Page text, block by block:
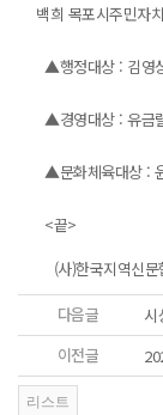
백희 목포시주민자
▲행정대상 : 김영
▲경영대상 : 유금
▲문화체육대상 :
<끝>
(사)한국지역신
다음글
시
이전글